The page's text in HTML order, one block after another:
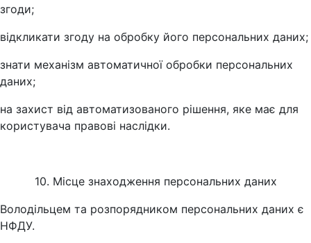
згоди;
відкликати згоду на обробку його персональних даних;
знати механізм автоматичної обробки персональних
даних;
на захист від автоматизованого рішення, яке має для
користувача правові наслідки.
10. Місце знаходження персональних даних
Володільцем та розпорядником персональних даних є
НФДУ.